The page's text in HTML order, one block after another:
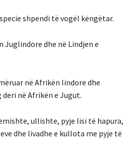
shpendi të vogël këngëtar.
Juglindore dhe në Lindjen e
në Afrikën lindore dhe
deri në Afrikën e Jugut.
ullishte, pyje lisi të hapura,
dhe livadhe e kullota me pyje të